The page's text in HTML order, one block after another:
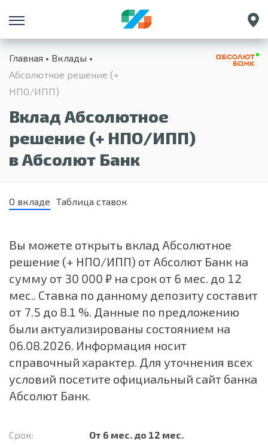
Санкт-Петербург
Екатеринбург
Главная
Вклады
Абсолютное решение (+
НПО/ИПП)
Вклад Абсолютное
решение (+ НПО/ИПП)
в Абсолют Банк
О вкладе Таблица ставок
Вы можете открыть вклад Абсолютное
решение (+ НПО/ИПП) от Абсолют Банк на
сумму от 30 000 ₽ на срок от 6 мес. до 12
мес.. Ставка по данному депозиту составит
от 7.5 до 8.1 %. Данные по предложению
были актуализированы состоянием на
06.08.2026. Информация носит
справочный характер. Для уточнения всех
условий посетите официальный сайт банка
Абсолют Банк.
Срок:
От 6 мес. до 12 мес.